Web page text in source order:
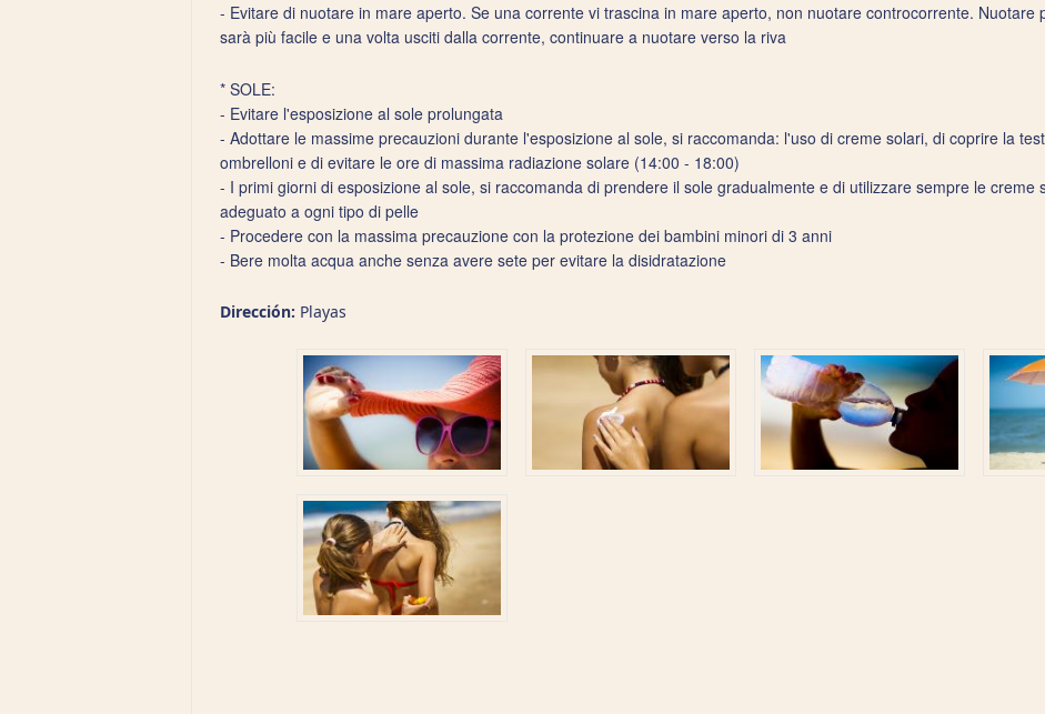
- Evitare di nuotare in mare aperto. Se una corrente vi trascina in mare aperto, non nuotare controcorrente. Nuotare
sarà più facile e una volta usciti dalla corrente, continuare a nuotare verso la riva
* SOLE:
- Evitare l'esposizione al sole prolungata
- Adottare le massime precauzioni durante l'esposizione al sole, si raccomanda: l'uso di creme solari, di coprire la
ombrelloni e di evitare le ore di massima radiazione solare (14:00 - 18:00)
- I primi giorni di esposizione al sole, si raccomanda di prendere il sole gradualmente e di utilizzare sempre le creme
adeguato a ogni tipo di pelle
- Procedere con la massima precauzione con la protezione dei bambini minori di 3 anni
- Bere molta acqua anche senza avere sete per evitare la disidratazione
Dirección: Playas